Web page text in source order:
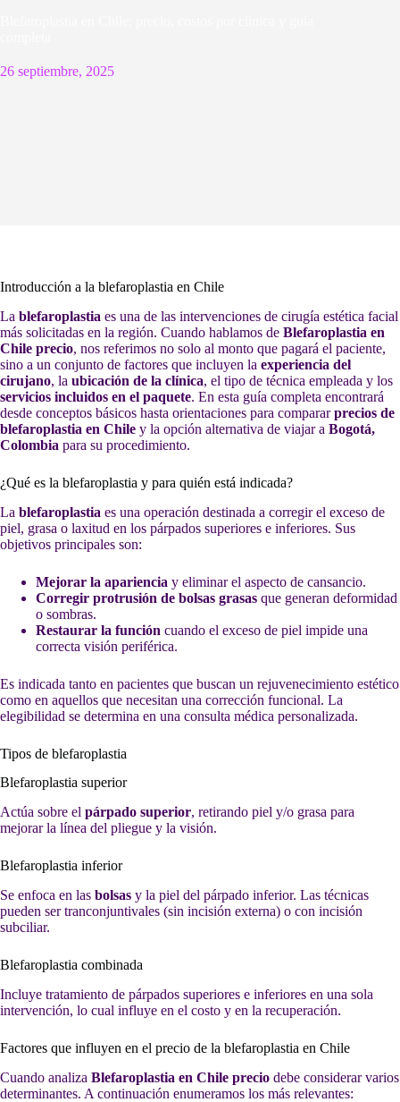
26 septiembre, 2025
Introducción a la blefaroplastia en Chile
La blefaroplastia es una de las intervenciones de cirugía estética facial
más solicitadas en la región. Cuando hablamos de Blefaroplastia en
Chile precio, nos referimos no solo al monto que pagará el paciente,
sino a un conjunto de factores que incluyen la experiencia del
cirujano, la ubicación de la clínica, el tipo de técnica empleada y los
servicios incluidos en el paquete. En esta guía completa encontrará
desde conceptos básicos hasta orientaciones para compararprecios de
blefaroplastia en Chile y la opción alternativa de viajar a Bogotá,
Colombia para su procedimiento.
¿Qué es la blefaroplastia y para quién está indicada?
La blefaroplastia es una operación destinada a corregir el exceso de
piel, grasa o laxitud en los párpados superiores e inferiores. Sus
objetivos principales son:
Mejorar la apariencia y eliminar el aspecto de cansancio.
Corregir protrusión de bolsas grasas que generan deformidad
o sombras.
Restaurar la función cuando el exceso de piel impide una
correcta visión periférica.
Es indicada tanto en pacientes que buscan un rejuvenecimiento estético
como en aquellos que necesitan una corrección funcional. La
elegibilidad se determina en una consulta médica personalizada.
Tipos de blefaroplastia
Blefaroplastia superior
Actúa sobre el párpado superior, retirando piel y/o grasa para
mejorar la línea del pliegue y la visión.
Blefaroplastia inferior
Se enfoca en las bolsas y la piel del párpado inferior. Las técnicas
pueden ser tranconjuntivales (sin incisión externa) o con incisión
subciliar.
Blefaroplastia combinada
Incluye tratamiento de párpados superiores e inferiores en una sola
intervención, lo cual influye en el costo y en la recuperación.
Factores que influyen en el precio de la blefaroplastia en Chile
Cuando analiza Blefaroplastia en Chile precio debe considerar varios
determinantes. A continuación enumeramos los más relevantes: